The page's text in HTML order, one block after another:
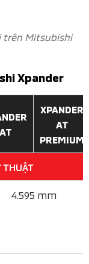
mẫu xe 7
nó được đánh giá
ghế thứ 3 có thể
mở rộng
đáng nổi bật
phân khúc là
nhờ hàng ghế